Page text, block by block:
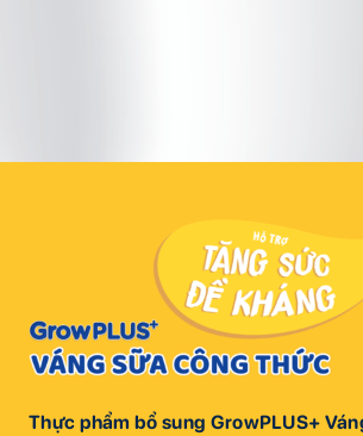
Thực phẩm bổ sung GrowPLUS+